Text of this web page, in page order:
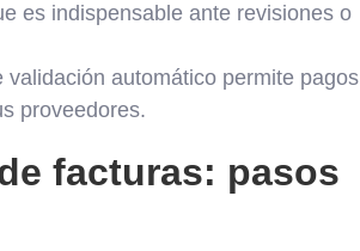
es indispensable ante revisiones o
validación automático permite pagos
proveedores.
facturas: pasos